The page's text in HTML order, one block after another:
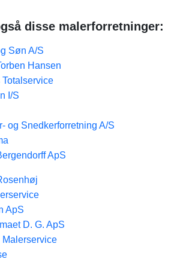
disse malerforretninger:
Søn A/S
Hansen
I/S
og Snedkerforretning A/S
ApS
ApS
D. G. ApS
Malerservice